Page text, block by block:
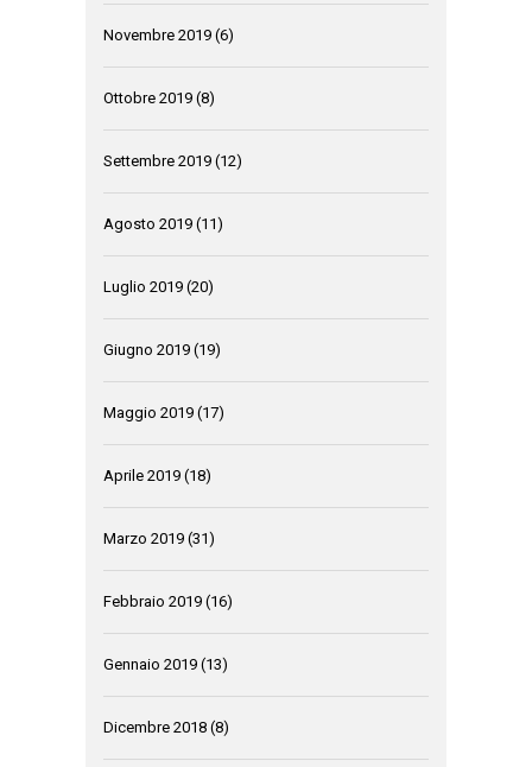
Novembre 2019 (6)
Ottobre 2019 (8)
Settembre 2019 (12)
Agosto 2019 (11)
Luglio 2019 (20)
Giugno 2019 (19)
Maggio 2019 (17)
Aprile 2019 (18)
Marzo 2019 (31)
Febbraio 2019 (16)
Gennaio 2019 (13)
Dicembre 2018 (8)